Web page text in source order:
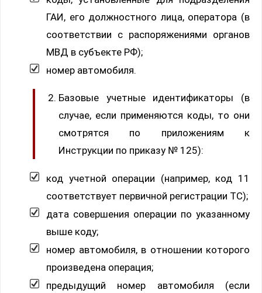
ГАИ, его должностного лица, оператора (в
соответствии с распоряжениями органов
МВД в субъекте РФ);
номер автомобиля.
Базовые учетные идентификаторы (в
случае, если применяются коды, то они
смотрятся по приложениям к
Инструкции по приказу № 125):
код учетной операции (например, код 11
соответствует первичной регистрации ТС);
дата совершения операции по указанному
выше коду;
номер автомобиля, в отношении которого
произведена операция;
предыдущий номер автомобиля (если